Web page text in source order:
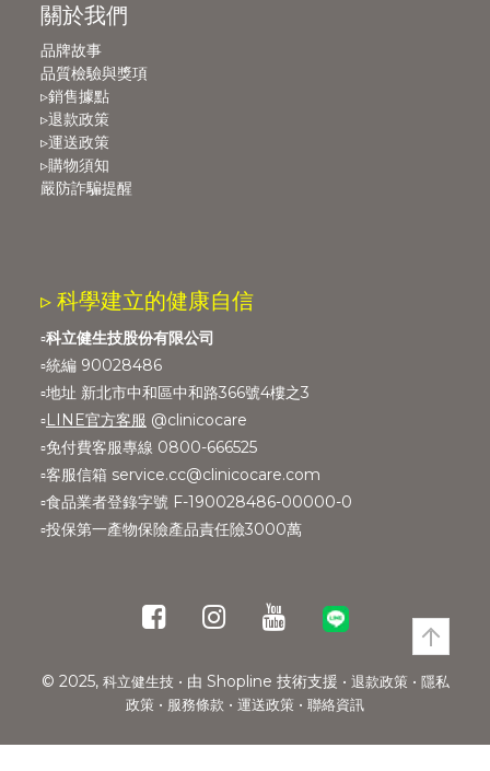
關於我們
品牌故事
品質檢驗與獎項
▹銷售據點
▹退款政策
▹運送政策
▹購物須知
嚴防詐騙提醒
▹ 科學建立的健康自信
▫️科立健生技股份有限公司
▫️統編 90028486
▫️地址 新北市中和區中和路366號4樓之3
▫️LINE官方客服 @clinicocare
▫️免付費客服專線 0800-666525
▫️客服信箱 service.cc@clinicocare.com
▫️食品業者登錄字號 F-190028486-00000-0
▫️投保第一產物保險產品責任險3000萬
© 2025, 科立健生技• 由 Shopline 技術支援 • 退款政策• 隱私
政策 • 服務條款 • 運送政策 • 聯絡資訊